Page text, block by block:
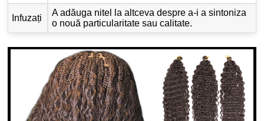
Infuzați
A adăuga nitel la altceva despre a-i a sintoniza
o nouă particularitate sau calitate.